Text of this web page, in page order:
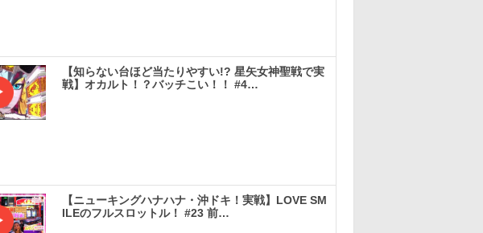
【知らない台ほど当たりやすい!? 星矢女神聖戦で実
戦】オカルト！？バッチこい！！ #4…
【ニューキングハナハナ・沖ドキ！実戦】LOVE SM
ILEのフルスロットル！ #23 前…